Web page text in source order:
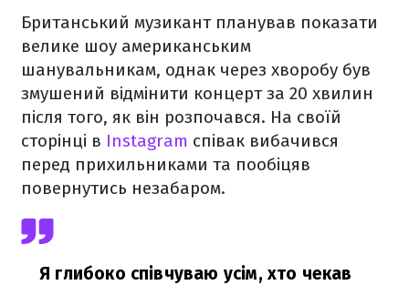
Британський музикант планував показати
велике шоу американським
шанувальникам, однак через хворобу був
змушений відмінити концерт за 20 хвилин
після того, як він розпочався. На своїй
сторінці в Instagram співак вибачився
перед прихильниками та пообіцяв
повернутись незабаром.
Я глибоко співчуваю усім, хто чекав